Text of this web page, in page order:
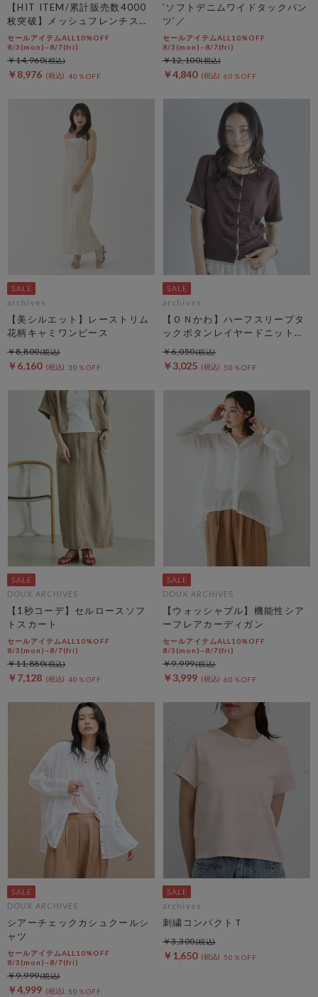
【HIT ITEM/累計販売数4000
枚突破】メッシュフレンチスリ
ーブジャケット／
セールアイテムALL10%OFF
8/3(mon)~8/7(fri)
￥8,976 40％OFF
￥14,960
’ソフトデニムワイドタックパン
ツ’／
セールアイテムALL10%OFF
8/3(mon)~8/7(fri)
￥4,840 60％OFF
￥12,100
archives
【美シルエット】レーストリム
花柄キャミワンピース
￥6,160 30％OFF
￥8,800
archives
【ＯＮかわ】ハーフスリープタ
ックボタンレイヤードニットカ
ーディガン
￥3,025 50％OFF
￥6,050
DOUX ARCHIVES
【1秒コーデ】セルロースソフ
トスカート
セールアイテムALL10%OFF
8/3(mon)~8/7(fri)
￥7,128 40％OFF
￥11,880
DOUX ARCHIVES
【ウォッシャブル】機能性シア
ーフレアカーディガン
セールアイテムALL10%OFF
8/3(mon)~8/7(fri)
￥3,999 60％OFF
￥9,999
DOUX ARCHIVES
シアーチェックカシュクールシ
ャツ
セールアイテムALL10%OFF
8/3(mon)~8/7(fri)
￥4,999 50％OFF
￥9,999
archives
刺繍コンパクトＴ
￥1,650 50％OFF
￥3,300